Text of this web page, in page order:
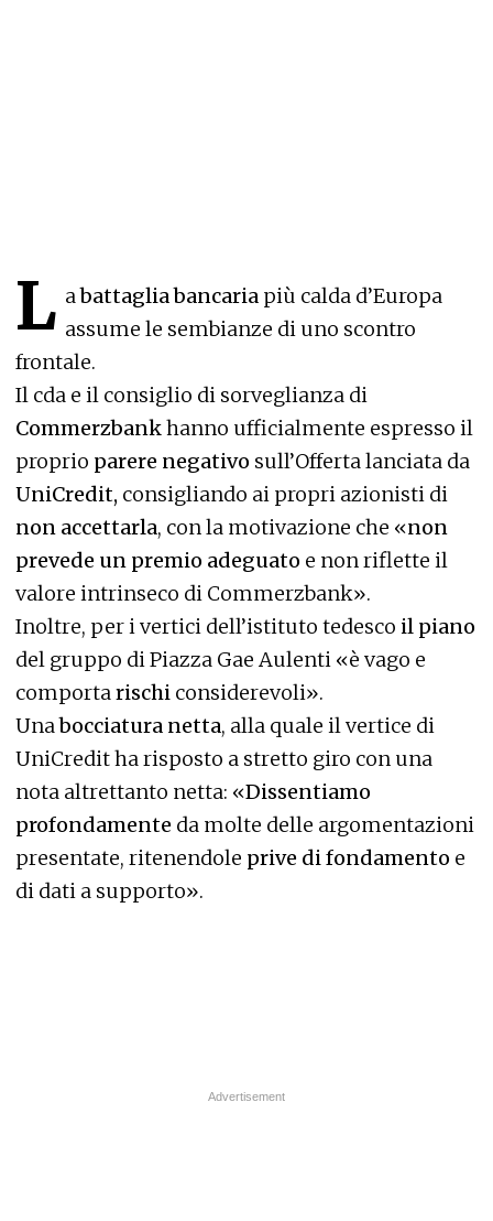
L abattaglia bancaria più calda d’Europa
assume le sembianze di uno scontro
frontale.
Il cda e il consiglio di sorveglianza di
Commerzbankhanno ufficialmente espresso il
proprio parere negativo sull’Offerta lanciata da
UniCredit, consigliando ai propri azionisti di
non accettarla, con la motivazione che «non
prevede un premio adeguato e non riflette il
valore intrinseco di Commerzbank».
Inoltre, per i vertici dell’istituto tedesco il piano
del gruppo di Piazza Gae Aulenti «è vago e
comportarischi considerevoli».
Unabocciatura netta, alla quale il vertice di
UniCredit ha risposto a stretto giro con una
nota altrettanto netta: «Dissentiamo
profondamente da molte delle argomentazioni
presentate, ritenendole prive di fondamento e
di dati a supporto».